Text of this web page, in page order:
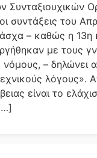
Συνταξιουχικών
συντάξεις του
– καθώς η 13η
με τους
– δηλώνει
λόγους».
είναι το